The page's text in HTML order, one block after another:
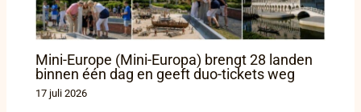
Mini-Europe (Mini-Europa) brengt 28 landen
binnen één dag en geeft duo-tickets weg
17 juli 2026